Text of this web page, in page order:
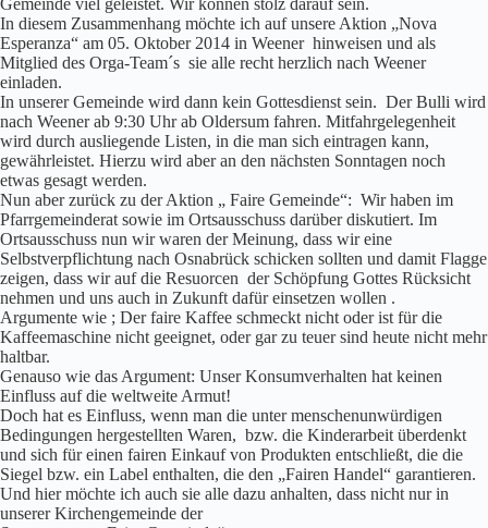
In diesem Zusammenhang möchte ich auf unsere Aktion „Nova
Esperanza“ am 05. Oktober 2014 in Weener hinweisen und als
Mitglied des Orga-Team´s sie alle recht herzlich nach Weener
einladen.
In unserer Gemeinde wird dann kein Gottesdienst sein. Der Bulli wird
nach Weener ab 9:30 Uhr ab Oldersum fahren. Mitfahrgelegenheit
wird durch ausliegende Listen, in die man sich eintragen kann,
gewährleistet. Hierzu wird aber an den nächsten Sonntagen noch
etwas gesagt werden.
Nun aber zurück zu der Aktion „ Faire Gemeinde“: Wir haben im
Pfarrgemeinderat sowie im Ortsausschuss darüber diskutiert. Im
Ortsausschuss nun wir waren der Meinung, dass wir eine
Selbstverpflichtung nach Osnabrück schicken sollten und damit Flagge
zeigen, dass wir auf die Resuorcen der Schöpfung Gottes Rücksicht
nehmen und uns auch in Zukunft dafür einsetzen wollen .
Argumente wie ; Der faire Kaffee schmeckt nicht oder ist für die
Kaffeemaschine nicht geeignet, oder gar zu teuer sind heute nicht mehr
haltbar.
Genauso wie das Argument: Unser Konsumverhalten hat keinen
Einfluss auf die weltweite Armut!
Doch hat es Einfluss, wenn man die unter menschenunwürdigen
Bedingungen hergestellten Waren, bzw. die Kinderarbeit überdenkt
und sich für einen fairen Einkauf von Produkten entschließt, die die
Siegel bzw. ein Label enthalten, die den „Fairen Handel“ garantieren.
Und hier möchte ich auch sie alle dazu anhalten, dass nicht nur in
unserer Kirchengemeinde der